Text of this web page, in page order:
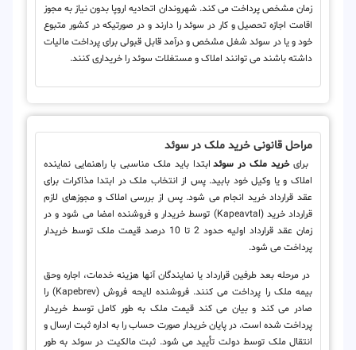
زمان مشخص پرداخت می کند. شهروندان اتحادیه اروپا بدون نیاز به مجوز
اقامت اجازه تحصیل و کار در سوئد را دارند و در صورتیکه در کشور متبوع
خود و یا در سوئد شغل مشخص و درآمد قابل قبولی برای پرداخت مالیات
داشته باشند می توانند املاک و مستغلات سوئد را خریداری کنند.
مراحل قانونی خرید ملک در سوئد
برایخرید ملک در سوئد ابتدا باید ملک مناسبی با راهنمایی نماینده
املاک و یا وکیل خود بابید. پس از انتخاب ملک در ابتدا مذاکرات برای
عقد قرارداد خرید انجام می شود. پس از بررسی املاک و مجوزهای لازم
قرارداد خرید (Kapeavtal) توسط خریدار و فروشنده امضا می شود و در
زمان عقد قرارداد اولیه حدود 2 تا 10 درصد قیمت ملک توسط خریدار
پرداخت می شود.
در مرحله بعد طرفین قرارداد یا نمایندگان آنها هزینه خدمات، اجاره وحق
بیمه ملک را پرداخت می کنند. فروشنده لایحه فروش (Kapebrev) را
صادر می کند و بیان می کند قیمت ملک به طور کامل توسط خریدار
پرداخت شده است. در پایان خریدار صورت حساب را به اداره ثبت ارسال و
انتقال ملک توسط دولت تأیید می شود. ثبت مالکیت در سوئد به طور